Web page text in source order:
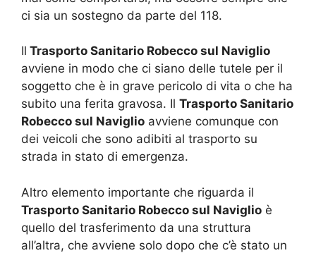
ci sia un sostegno da parte del 118.
Il Trasporto Sanitario Robecco sul Naviglio
avviene in modo che ci siano delle tutele per il
soggetto che è in grave pericolo di vita o che ha
subito una ferita gravosa. Il Trasporto Sanitario
Robecco sul Naviglio avviene comunque con
dei veicoli che sono adibiti al trasporto su
strada in stato di emergenza.
Altro elemento importante che riguarda il
Trasporto Sanitario Robecco sul Naviglio è
quello del trasferimento da una struttura
all’altra, che avviene solo dopo che c’è stato un